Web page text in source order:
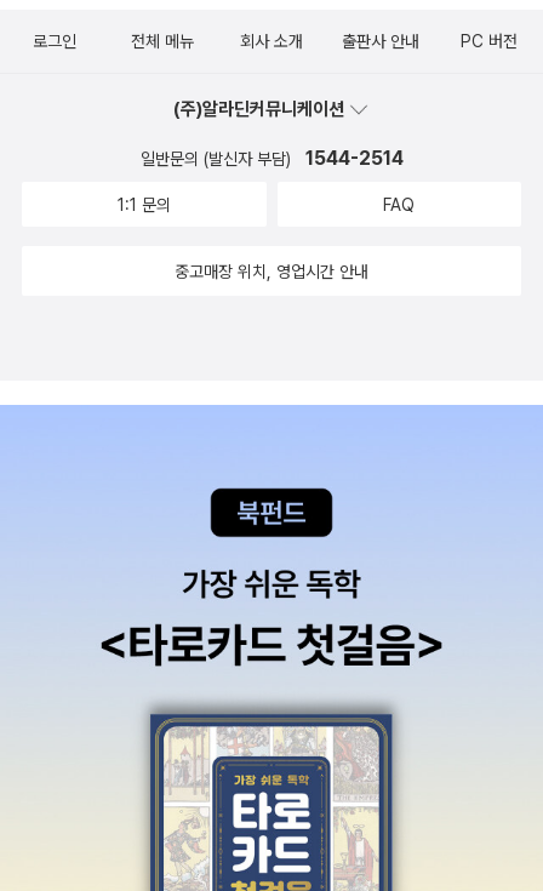
로그인 전체 메뉴 회사 소개 출판사 안내 PC 버전
(주)알라딘커뮤니케이션
일반문의 (발신자 부담) 1544-2514
1:1 문의 FAQ
중고매장 위치, 영업시간 안내